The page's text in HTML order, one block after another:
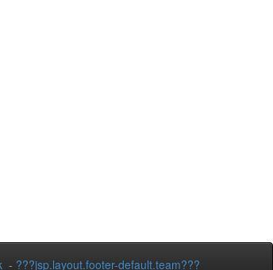
- ???jsp.layout.footer-default.team???